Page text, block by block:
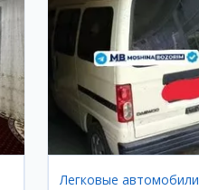
Легковые автомобили